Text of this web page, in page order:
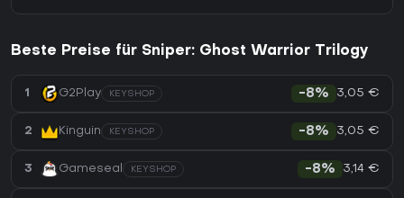
Beste Preise für Sniper: Ghost Warrior Trilogy
1 G2Play KEYSHOP -8% 3,05 €
2 Kinguin KEYSHOP -8% 3,05 €
3 Gameseal KEYSHOP -8% 3,14 €